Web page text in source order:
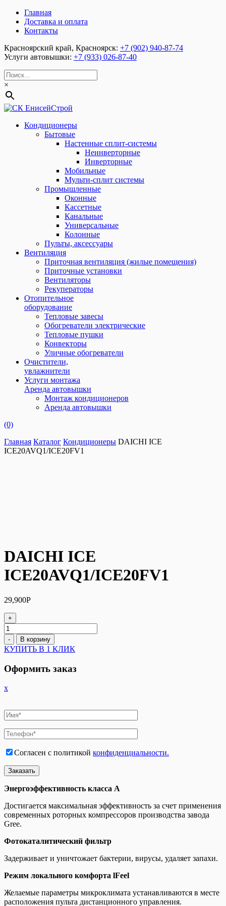
Главная
Доставка и оплата
Контакты
Красноярский край, Красноярск: +7 (902) 940-87-74
Услуги автовышки: +7 (933) 026-87-40
×
Кондиционеры
Бытовые
Настенные сплит-системы
Неинверторные
Инверторные
Мобильные
Мульти-сплит системы
Промышленные
Оконные
Кассетные
Канальные
Универсальные
Колонные
Пульты, аксессуары
Вентиляция
Приточная вентиляция (жилые помещения)
Приточные установки
Вентиляторы
Рекуператоры
Отопительное
оборудование
Тепловые завесы
Обогреватели электрические
Тепловые пушки
Конвекторы
Уличные обогреватели
Очистители,
увлажнители
Услуги монтажа
Аренда автовышки
Монтаж кондиционеров
Аренда автовышки
(0)
Главная Каталог Кондиционеры DAICHI ICE
ICE20AVQ1/ICE20FV1
DAICHI ICE
ICE20AVQ1/ICE20FV1
29,900Р
+
Количество
DAICHI
ICE
ICE20AVQ1/ICE20FV1
- В корзину
КУПИТЬ В 1 КЛИК
Оформить заказ
x
Согласен с политикой конфиденциальности.
Энергоэффективность класса A
Достигается максимальная эффективность за счет применения
современных роторных компрессоров производства завода
Gree.
Фотокаталитический фильтр
Задерживает и уничтожает бактерии, вирусы, удаляет запахи.
Режим локального комфорта lFeel
Желаемые параметры микроклимата устанавливаются в месте
расположения пульта дистанционного управления.